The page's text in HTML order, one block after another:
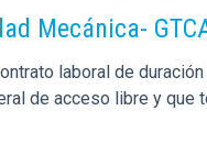
Mecánica-
laboral de
de acceso libre y